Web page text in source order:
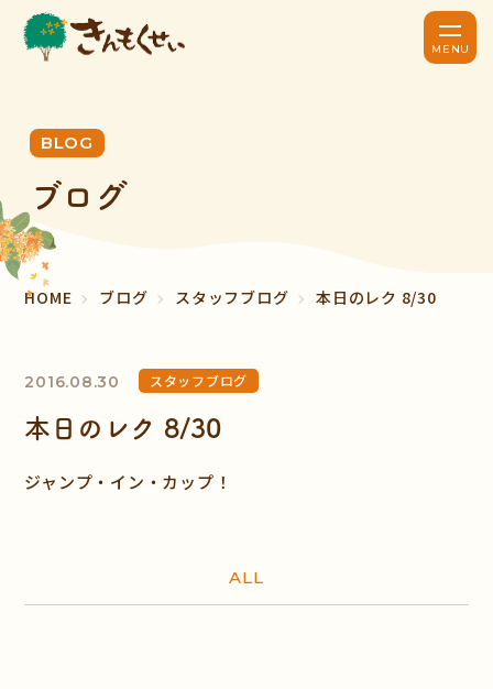
BLOG
ブログ
HOME ブログ スタッフブログ 本日のレク 8/30
2016.08.30 スタッフブログ
本日のレク 8/30
ジャンプ・イン・カップ！
ALL